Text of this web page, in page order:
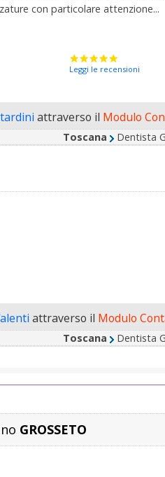
con particolare attenzione...
Leggi le recensioni
attraverso il Modulo
Toscana Dentista
attraverso il Modulo
Toscana Dentista
GROSSETO